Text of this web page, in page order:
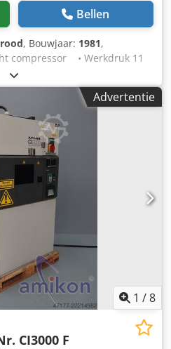
Bellen
rood, Bouwjaar: 1981,
compressor • Werkdruk 11
S Nxasclsr • Weg verlichting
Bouwjaar: 1981
Advertentie
1 /8
CI3000 F